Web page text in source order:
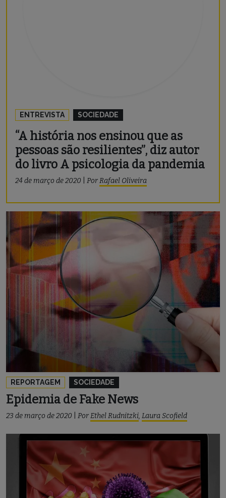
ENTREVISTA SOCIEDADE
“A história nos ensinou que as
pessoas são resilientes”, diz autor
do livro A psicologia da pandemia
24 de março de 2020 PorRafael Oliveira
REPORTAGEM SOCIEDADE
Epidemia de Fake News
23 de março de 2020 PorEthel Rudnitzki, Laura Scofield